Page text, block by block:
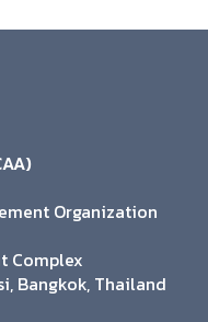
Organization
Complex
Bangkok, Thailand